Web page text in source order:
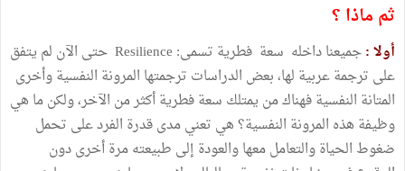
ثم ماذا ؟
أولا :
جميعنا داخله سعة فطرية تسمى: Resilience حتى الآن لم يتفق
على ترجمة عربية لها، بعض الدراسات ترجمتها المرونة النفسية وأخرى
المتانة النفسية فهناك من يمتلك سعة فطرية أكثر من الآخر، ولكن ما هي
وظيفة هذه المرونة النفسية؟ هي تعني مدى قدرة الفرد على تحمل
ضغوط الحياة والتعامل معها والعودة إلى طبيعته مرة أخرى دون